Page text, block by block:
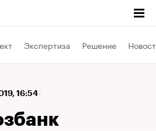
Экспертиза Решение
16:54